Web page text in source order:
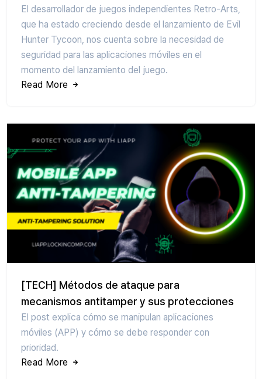
El desarrollador de juegos independientes Retro-Arts,
que ha estado creciendo desde el lanzamiento de Evil
Hunter Tycoon, nos cuenta sobre la necesidad de
seguridad para las aplicaciones móviles en el
momento del lanzamiento del juego.
Read More
[TECH] Métodos de ataque para
mecanismos antitamper y sus protecciones
El post explica cómo se manipulan aplicaciones
móviles (APP) y cómo se debe responder con
prioridad.
Read More